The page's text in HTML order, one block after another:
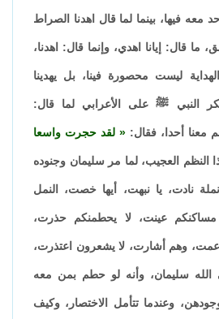
فيها، بينما لما قال اهدنا الصراط
ما قال: إيانا اهدي، وإنما قال: اهدنا،
ليست محصورة فينا، بل يهدينا
النبي ﷺ على الأعرابي لما قال:
معنا أحدا، فقال: لقد حجرت واسعا
النظم العجيب، لما مر سليمان وجنوده
نادت، يا نبهت، أيها خصت، النمل
عينت، لا يحطمنكم حذرت،
وهم أشارت، لا يشعرون اعتذرت،
الله سليمان، وأنه لو حطم بمن معه
وعندما تتأمل الاختصار، وكيف